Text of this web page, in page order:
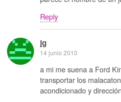
Reply
jg
14 junio 2010
a mi me suena a Ford
transportar los
acondicionado y